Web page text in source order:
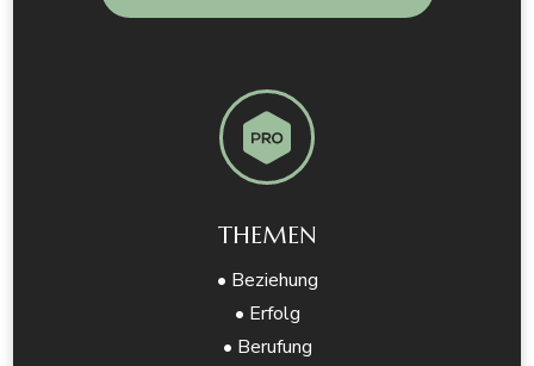
THEMEN
• Beziehung
• Erfolg
• Berufung